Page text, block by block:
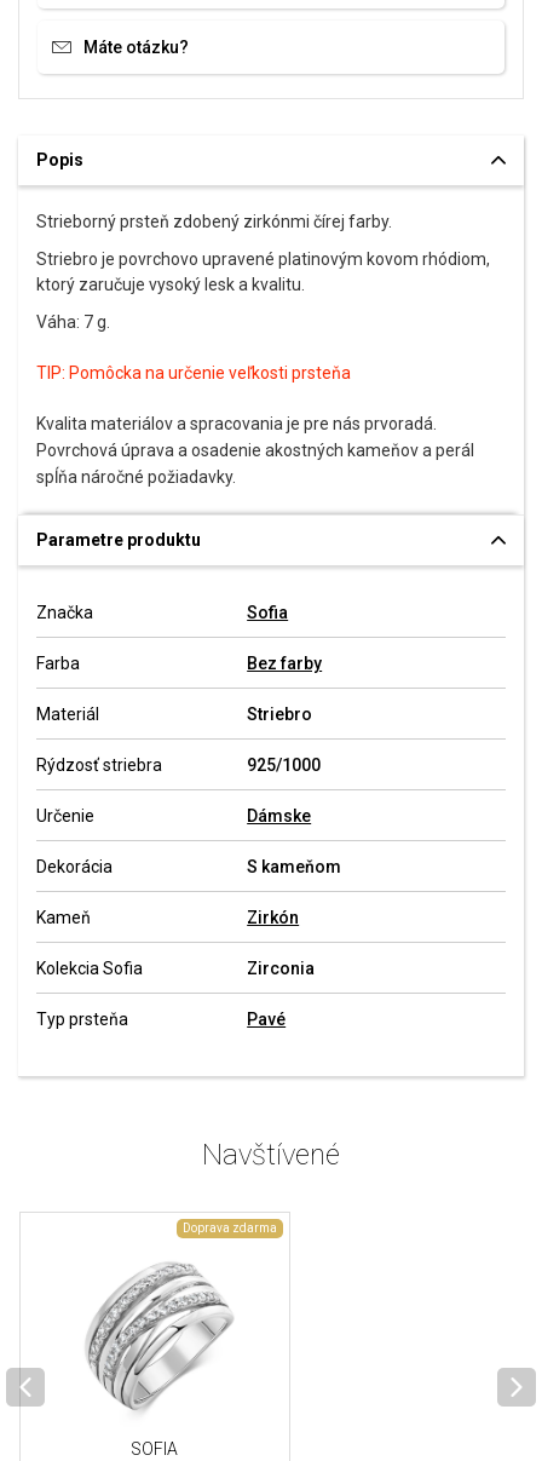
Máte otázku?
Popis
Strieborný prsteň zdobený zirkónmi čírej farby.
Striebro je povrchovo upravené platinovým kovom rhódiom,
ktorý zaručuje vysoký lesk a kvalitu.
Váha: 7 g.
TIP: Pomôcka na určenie veľkosti prsteňa
Kvalita materiálov a spracovania je pre nás prvoradá.
Povrchová úprava a osadenie akostných kameňov a perál
spĺňa náročné požiadavky.
Parametre produktu
Značka Sofia
Farba Bez farby
Materiál Striebro
Rýdzosť striebra 925/1000
Určenie Dámske
Dekorácia S kameňom
Kameň Zirkón
Kolekcia Sofia Zirconia
Typ prsteňa Pavé
Navštívené
Doprava zdarma
SOFIA